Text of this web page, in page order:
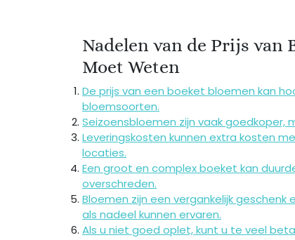
Nadelen van de Prijs van
Moet Weten
De prijs van een boeket bloemen kan
bloemsoorten.
Seizoensbloemen zijn vaak goedkoper,
Leveringskosten kunnen extra kosten
locaties.
Een groot en complex boeket kan
overschreden.
Bloemen zijn een vergankelijk
als nadeel kunnen ervaren.
Als u niet goed oplet, kunt u te veel